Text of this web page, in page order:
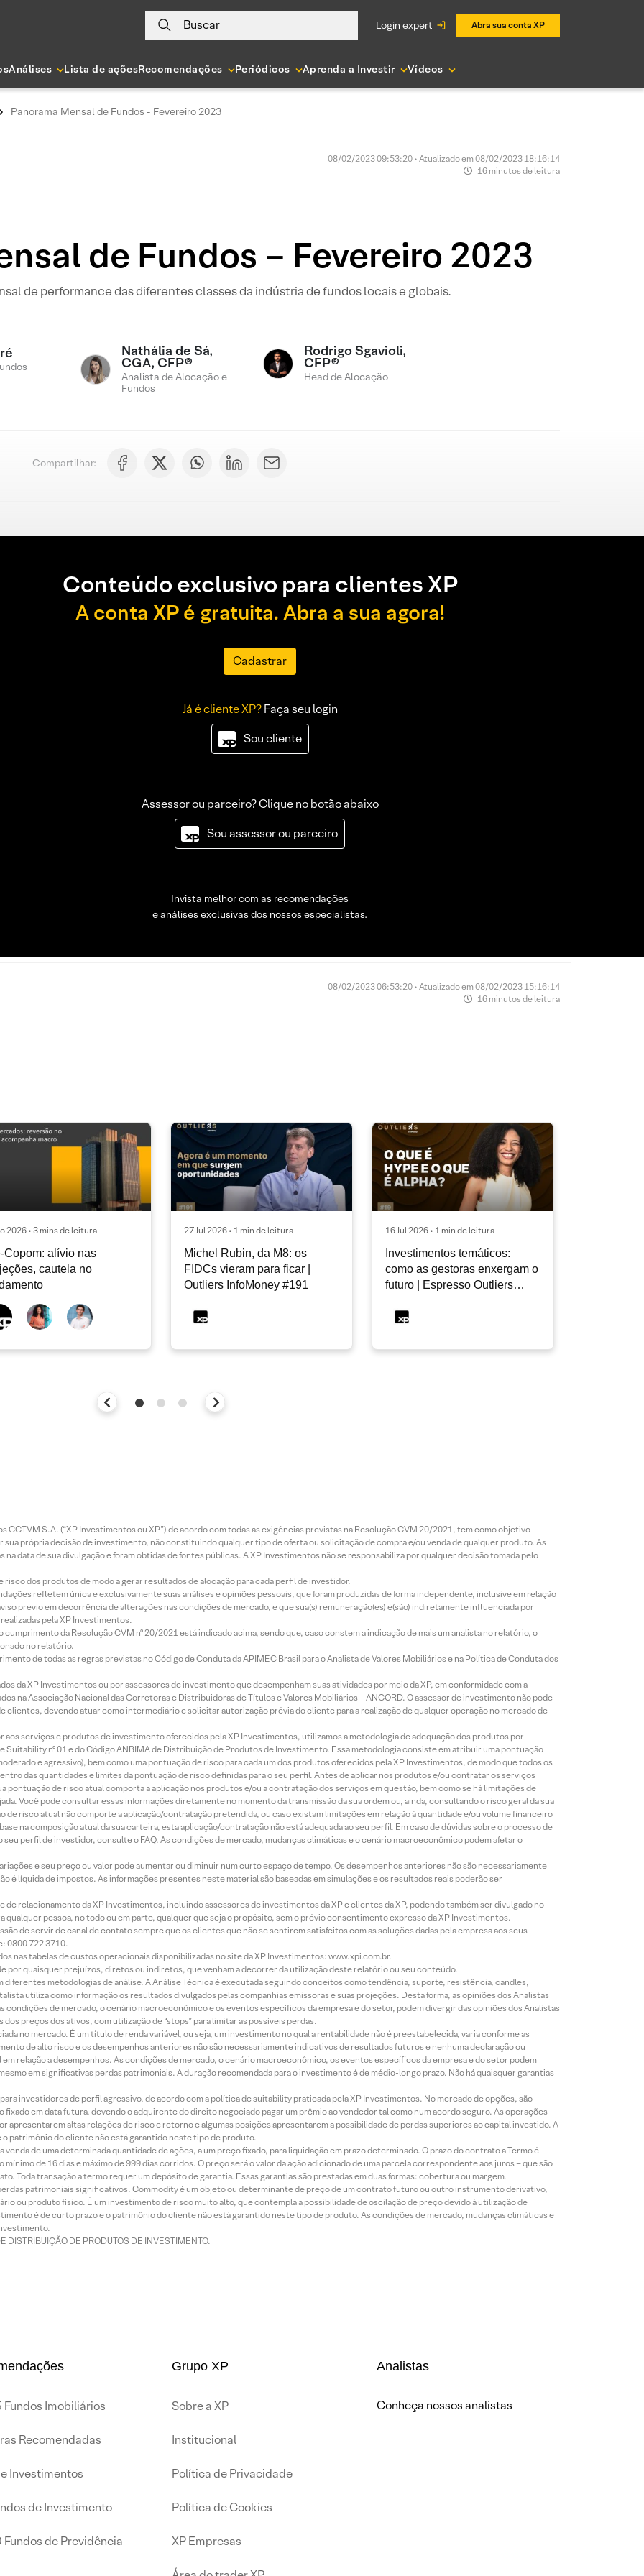
Buscar login expert Abra sua conta XP
Análises Lista de açõesRecomendações Periódicos Aprenda a Investir Vídeos
Panorama Mensal de Fundos - Fevereiro 2023
08/02/2023 09:53:20 • Atualizado em 08/02/2023 18:16:14
16 minutos de leitura
de Fundos – Fevereiro 2023
de performance das diferentes classes da indústria de fundos locais e globais.
Nathália de Sá,
CGA, CFP®
Analista de Alocação e
Fundos
Rodrigo Sgavioli,
CFP®
Head de Alocação
Compartilhar:
Conteúdo exclusivo para clientes XP
A conta XP é gratuita. Abra a sua agora!
Cadastrar
Já é cliente XP?Faça seu login
Sou cliente
Assessor ou parceiro? Clique no botão abaixo
Sou assessor ou parceiro
Invista melhor com as recomendações
e análises exclusivas dos nossos especialistas.
08/02/2023 06:53:20 • Atualizado em 08/02/2023 15:16:14
16 minutos de leitura
2026 • 3 mins de leitura
Copom: alívio nas
cautela no
27 Jul 2026 • 1 min de leitura
Michel Rubin, da M8: os
FIDCs vieram para ficar |
Outliers InfoMoney #191
16 Jul 2026 • 1 min de leitura
Investimentos temáticos:
como as gestoras enxergam o
futuro | Espresso Outliers
CCTVM S.A. (“XP Investimentos ou XP”) de acordo com todas as exigências previstas na Resolução CVM 20/2021, tem como objetivo
própria decisão de investimento, não constituindo qualquer tipo de oferta ou solicitação de compra e/ou venda de qualquer produto. As
data de sua divulgação e foram obtidas de fontes públicas. A XP Investimentos não se responsabiliza por qualquer decisão tomada pelo
dos produtos de modo a gerar resultados de alocação para cada perfil de investidor.
refletem única e exclusivamente suas análises e opiniões pessoais, que foram produzidas de forma independente, inclusive em relação
prévio em decorrência de alterações nas condições de mercado, e que sua(s) remuneração(es) é(são) indiretamente influenciada por
pela XP Investimentos.
da Resolução CVM nº 20/2021 está indicado acima, sendo que, caso constem a indicação de mais um analista no relatório, o
no relatório.
de todas as regras previstas no Código de Conduta da APIMEC Brasil para o Analista de Valores Mobiliários e na Política de Conduta dos
da XP Investimentos ou por assessores de investimento que desempenham suas atividades por meio da XP, em conformidade com a
na Associação Nacional das Corretoras e Distribuidoras de Títulos e Valores Mobiliários – ANCORD. O assessor de investimento não pode
devendo atuar como intermediário e solicitar autorização prévia do cliente para a realização de qualquer operação no mercado de
aos serviços e produtos de investimento oferecidos pela XP Investimentos, utilizamos a metodologia de adequação dos produtos por
nº 01 e do Código ANBIMA de Distribuição de Produtos de Investimento. Essa metodologia consiste em atribuir uma pontuação
e agressivo), bem como uma pontuação de risco para cada um dos produtos oferecidos pela XP Investimentos, de modo que todos os
das quantidades e limites da pontuação de risco definidas para o seu perfil. Antes de aplicar nos produtos e/ou contratar os serviços
de risco atual comporta a aplicação nos produtos e/ou a contratação dos serviços em questão, bem como se há limitações de
Você pode consultar essas informações diretamente no momento da transmissão da sua ordem ou, ainda, consultando o risco geral da sua
de risco atual não comporte a aplicação/contratação pretendida, ou caso existam limitações em relação à quantidade e/ou volume financeiro
na composição atual da sua carteira, esta aplicação/contratação não está adequada ao seu perfil. Em caso de dúvidas sobre o processo de
perfil de investidor, consulte o FAQ. As condições de mercado, mudanças climáticas e o cenário macroeconômico podem afetar o
e seu preço ou valor pode aumentar ou diminuir num curto espaço de tempo. Os desempenhos anteriores não são necessariamente
é líquida de impostos. As informações presentes neste material são baseadas em simulações e os resultados reais poderão ser
relacionamento da XP Investimentos, incluindo assessores de investimentos da XP e clientes da XP, podendo também ser divulgado no
qualquer pessoa, no todo ou em parte, qualquer que seja o propósito, sem o prévio consentimento expresso da XP Investimentos.
de servir de canal de contato sempre que os clientes que não se sentirem satisfeitos com as soluções dadas pela empresa aos seus
0800 722 3710.
nas tabelas de custos operacionais disponibilizadas no site da XP Investimentos: www.xpi.com.br.
por quaisquer prejuízos, diretos ou indiretos, que venham a decorrer da utilização deste relatório ou seu conteúdo.
diferentes metodologias de análise. A Análise Técnica é executada seguindo conceitos como tendência, suporte, resistência, candles,
utiliza como informação os resultados divulgados pelas companhias emissoras e suas projeções. Desta forma, as opiniões dos Analistas
condições de mercado, o cenário macroeconômico e os eventos específicos da empresa e do setor, podem divergir das opiniões dos Analistas
preços dos ativos, com utilização de “stops” para limitar as possíveis perdas.
no mercado. É um título de renda variável, ou seja, um investimento no qual a rentabilidade não é preestabelecida, varia conforme as
de alto risco e os desempenhos anteriores não são necessariamente indicativos de resultados futuros e nenhuma declaração ou
relação a desempenhos. As condições de mercado, o cenário macroeconômico, os eventos específicos da empresa e do setor podem
em significativas perdas patrimoniais. A duração recomendada para o investimento é de médio-longo prazo. Não há quaisquer garantias
investidores de perfil agressivo, de acordo com a política de suitability praticada pela XP Investimentos. No mercado de opções, são
em data futura, devendo o adquirente do direito negociado pagar um prêmio ao vendedor tal como num acordo seguro. As operações
apresentarem altas relações de risco e retorno e algumas posições apresentarem a possibilidade de perdas superiores ao capital investido. A
patrimônio do cliente não está garantido neste tipo de produto.
de uma determinada quantidade de ações, a um preço fixado, para liquidação em prazo determinado. O prazo do contrato a Termo é
de 16 dias e máximo de 999 dias corridos. O preço será o valor da ação adicionado de uma parcela correspondente aos juros – que são
Toda transação a termo requer um depósito de garantia. Essas garantias são prestadas em duas formas: cobertura ou margem.
patrimoniais significativos. Commodity é um objeto ou determinante de preço de um contrato futuro ou outro instrumento derivativo,
ou produto físico. É um investimento de risco muito alto, que contempla a possibilidade de oscilação de preço devido à utilização de
é de curto prazo e o patrimônio do cliente não está garantido neste tipo de produto. As condições de mercado, mudanças climáticas e
DISTRIBUIÇÃO DE PRODUTOS DE INVESTIMENTO.
Fundos Imobiliários
Recomendadas
Investimentos
de Investimento
Fundos de Previdência
Grupo XP
Sobre a XP
Institucional
Política de Privacidade
Política de Cookies
XP Empresas
Analistas
Conheça nossos analistas